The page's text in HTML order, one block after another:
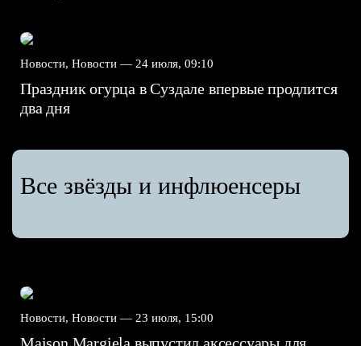
Новости, Новости — 24 июля, 09:10
Праздник огурца в Суздале впервые продлится
два дня
Все звёзды и инфлюенсеры
Новости, Новости — 23 июля, 15:00